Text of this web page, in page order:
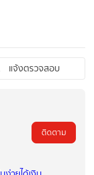
แจ้งตรวจสอบ
ติดตาม